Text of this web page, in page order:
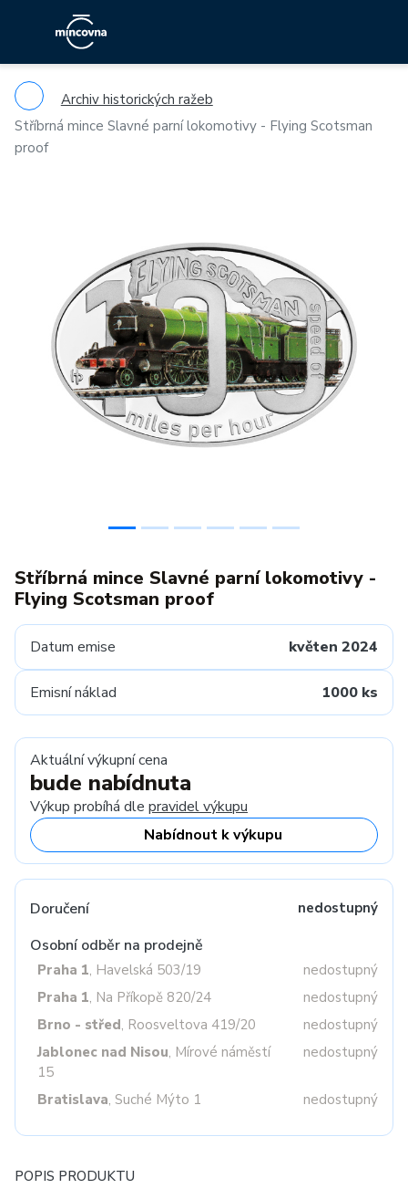
Archiv historických ražeb
Stříbrná mince Slavné parní lokomotivy - Flying Scotsman
proof
Previous
Stříbrná mince Slavné parní lokomotivy -
Flying Scotsman proof
Datum emise květen 2024
Emisní náklad 1000 ks
Aktuální výkupní cena
bude nabídnuta
Výkup probíhá dle pravidel výkupu
Nabídnout k výkupu
Doručení nedostupný
Osobní odběr na prodejně
Praha 1, Havelská 503/19
nedostupný
Praha 1, Na Příkopě 820/24
nedostupný
Brno - střed, Roosveltova 419/20
nedostupný
Jablonec nad Nisou, Mírové náměstí
15
nedostupný
Bratislava, Suché Mýto 1 nedostupný
POPIS PRODUKTU